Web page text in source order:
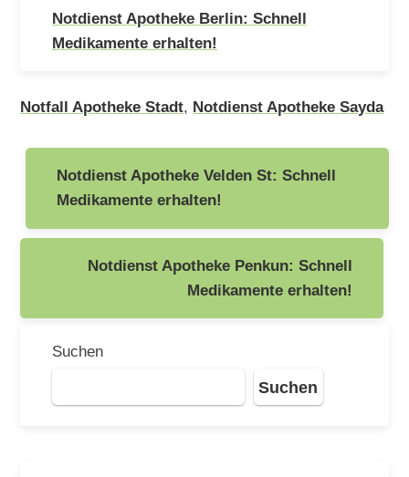
Notdienst Apotheke Berlin: Schnell
Medikamente erhalten!
Notfall Apotheke Stadt, Notdienst Apotheke Sayda
Beitragsnavigation
Notdienst Apotheke Velden St: Schnell
Medikamente erhalten!
Notdienst Apotheke Penkun: Schnell
Medikamente erhalten!
Suchen
Suchen